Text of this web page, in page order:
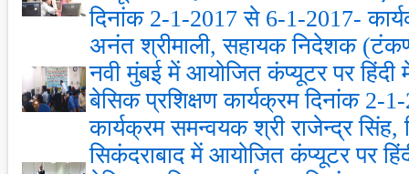
दिनांक 2-1-2017 से 6-1-2017-
अनंत श्रीमाली, सहायक निदेशक
नवी मुंबई में आयोजित कंप्‍यूटर पर
बेसिक प्रशिक्षण कार्यक्रम दिनांक 2-
कार्यक्रम समन्‍वयक श्री राजेन्‍द्र सिंह,
सिकंदराबाद में आयोजित कंप्‍यूटर पर